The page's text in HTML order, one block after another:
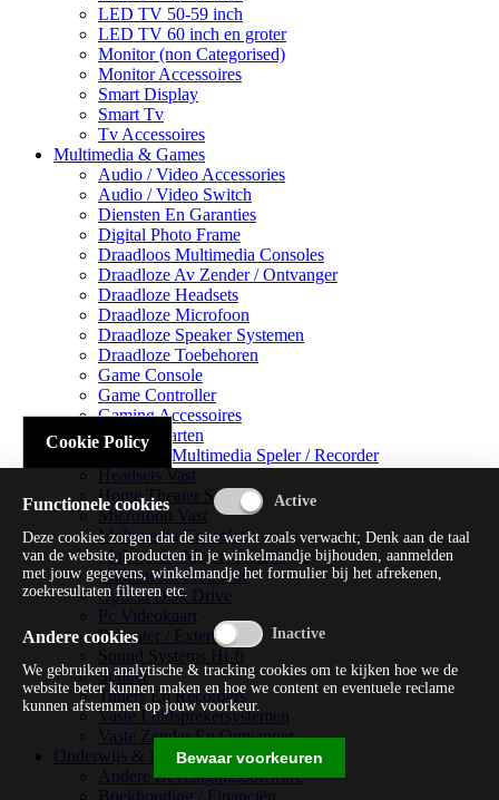
LED TV 50-59 inch
LED TV 60 inch en groter
Monitor (non Categorised)
Monitor Accessoires
Smart Display
Smart Tv
Tv Accessoires
Multimedia & Games
Audio / Video Accessories
Audio / Video Switch
Diensten En Garanties
Digital Photo Frame
Draadloos Multimedia Consoles
Draadloze Av Zender / Ontvanger
Draadloze Headsets
Draadloze Microfoon
Draadloze Speaker Systemen
Draadloze Toebehoren
Game Console
Game Controller
Gaming Accessoires
Geluidskaarten
Handheld Multimedia Speler / Recorder
Headsets Vast
Home Theater Systems
Microfoon Vast
Multimedia Consoles
Multimedia Mixer / Versterker
Multimedia Productie
Optical Disk Drive
Pc Videokaart
Repeater / Extender
Sound Systems Hi-fi
Splitter
Tuners En Recorders
Vaste Luidsprekersystemen
Vaste Zender En Ontvanger
Onderwijs & Recreatie
Andere Beveiligingssoftware
Cookie Policy
Functionele cookies
Deze cookies zorgen dat de site werkt zoals verwacht; Denk aan de taal
van de website, producten in je winkelmandje bijhouden, aanmelden
met jouw gegevens, winkelmandje het formulier bij het afrekenen,
zoekresultaten filteren etc.
Andere cookies
We gebruiken analytische & tracking cookies om te kijken hoe we de
website beter kunnen maken en hoe we content en eventuele reclame
kunnen afstemmen op jouw voorkeur.
Bewaar voorkeuren